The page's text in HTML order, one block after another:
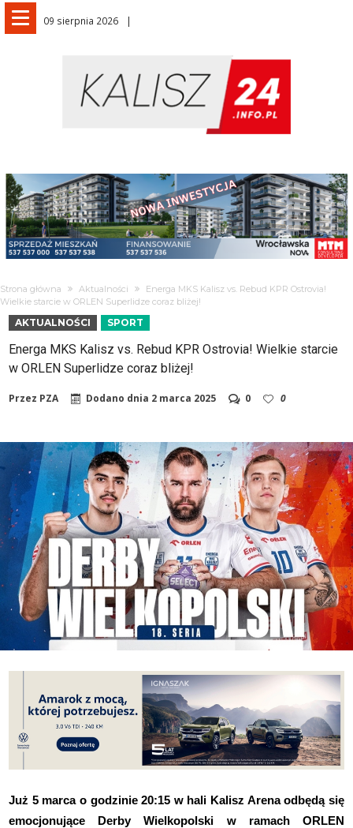
09 sierpnia 2026
Strona główna Aktualności
Energa MKS Kalisz vs. Rebud KPR Ostrovia!
Wielkie starcie w ORLEN Superlidze coraz bliżej!
AKTUALNOŚCI SPORT
Energa MKS Kalisz vs. Rebud KPR Ostrovia! Wielkie starcie
w ORLEN Superlidze coraz bliżej!
Przez PZA Dodano dnia 2 marca 2025 0 0
Już 5 marca o godzinie 20:15 w hali Kalisz Arena odbędą się
emocjonujące Derby Wielkopolski w ramach ORLEN